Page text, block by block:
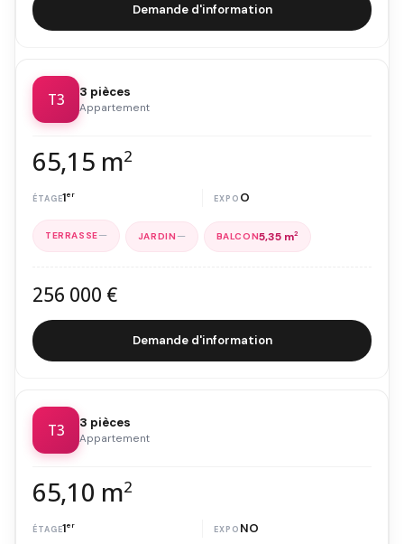
Demande d'information
T3 3 pièces
Appartement
65,15 m2
1er O
— — 5,35 m2
256 000 €
Demande d'information
T3 3 pièces
Appartement
65,10 m2
1er NO